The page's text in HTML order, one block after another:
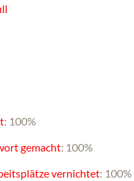
: 100%
gemacht: 100%
vernichtet: 100%